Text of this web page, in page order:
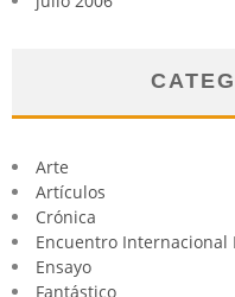
Arte
Artículos
Crónica
Encuentro Internacional
Ensayo
Fantástico